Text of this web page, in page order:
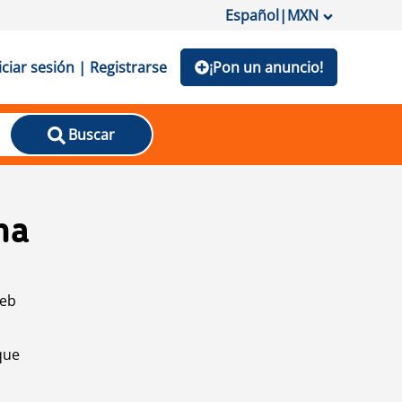
Español|MXN
sesión | Registrarse ¡Pon un anuncio!
Buscar